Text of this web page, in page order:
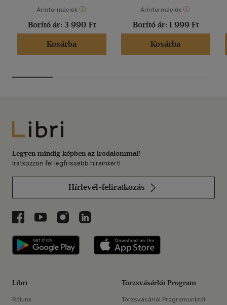
Árinformációk
Borító ár: 3 990 Ft
Kosárba
Árinformációk
Borító ár: 1 999 Ft
Kosárba
Libri
Legyen mindig képben az irodalommal!
Iratkozzon fel legfrissebb híreinkért!
Hírlevél-feliratkozás
Libri a Facebookon
Libri a Youtube-on
Libri az Instagramon
Libri a LinkedInen
Libri applikáció Szerezd meg: Google
Libri
Rólunk
Törzsvásárlói Program
Törzsvásárlói Programunkról